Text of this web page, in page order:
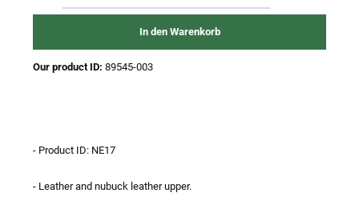
In den Warenkorb
Our product ID: 89545-003
- Product ID: NE17
- Leather and nubuck leather upper.